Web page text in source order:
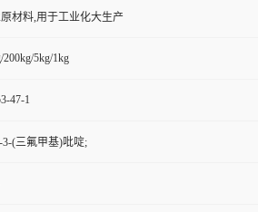
材料,用于工业化大生产
200kg/5kg/1kg
47-1
3-(三氟甲基)吡啶;